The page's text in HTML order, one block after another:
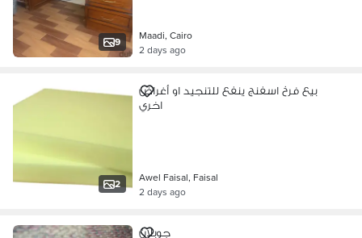
9
Maadi, Cairo
2 days ago
2
بيع فرخ اسفنج ينفع للتنجيد او أغراض
اخري
Awel Faisal, Faisal
2 days ago
جوبلان